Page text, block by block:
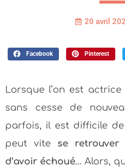
20 avril
Facebook Pinterest
Lorsque l’on est
sans cesse de
parfois, il est difficile de
peut vitese retrouver
d’avoir échoué… Alors,